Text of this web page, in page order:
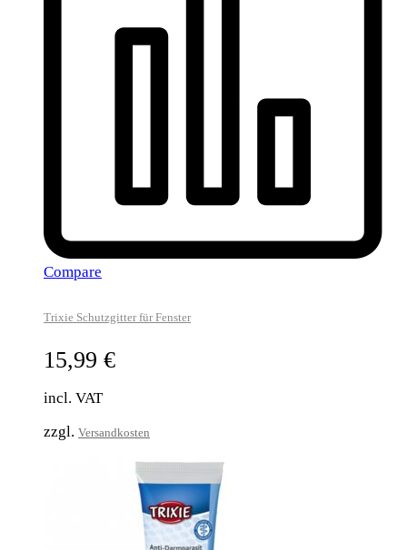
Compare
Trixie Schutzgitter für Fenster
15,99 €
incl. VAT
zzgl. Versandkosten